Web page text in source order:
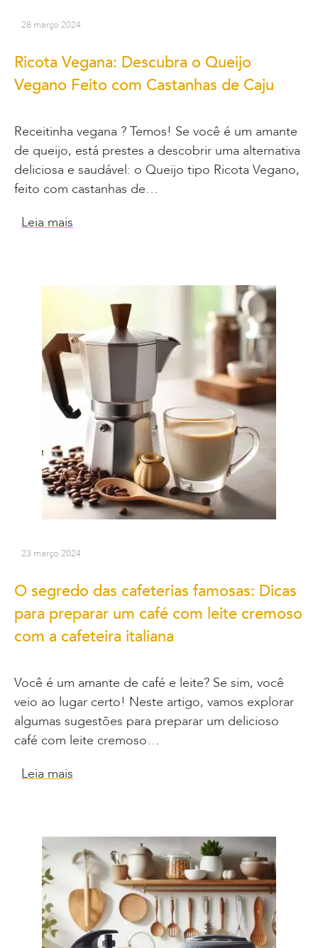
28 março 2024
Ricota Vegana: Descubra o Queijo
Vegano Feito com Castanhas de Caju
Receitinha vegana ? Temos! Se você é um amante
de queijo, está prestes a descobrir uma alternativa
deliciosa e saudável: o Queijo tipo Ricota Vegano,
feito com castanhas de…
Leia mais
23 março 2024
O segredo das cafeterias famosas: Dicas
para preparar um café com leite cremoso
com a cafeteira italiana
Você é um amante de café e leite? Se sim, você
veio ao lugar certo! Neste artigo, vamos explorar
algumas sugestões para preparar um delicioso
café com leite cremoso…
Leia mais